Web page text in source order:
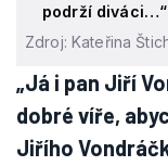
podrží diváci…“
Zdroj: Kateřina
„Já i pan Jiří
dobré víře,
Jiřího